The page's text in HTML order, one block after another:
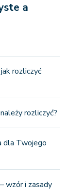
a
rozliczyć
rozliczyć?
dla Twojego
wzór i zasady